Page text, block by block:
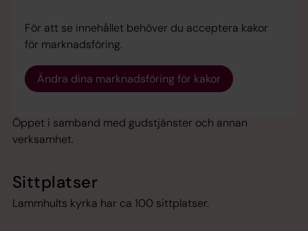
För att se innehållet behöver du acceptera kakor
för marknadsföring.
Ändra dina marknadsföring för kakor
Öppet i samband med gudstjänster och annan
verksamhet.
Sittplatser
Lammhults kyrka har ca 100 sittplatser.